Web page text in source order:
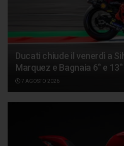
Ducati chiude il venerdì a
Marquez e Bagnaia 6° e 13°
7 AGOSTO 2026